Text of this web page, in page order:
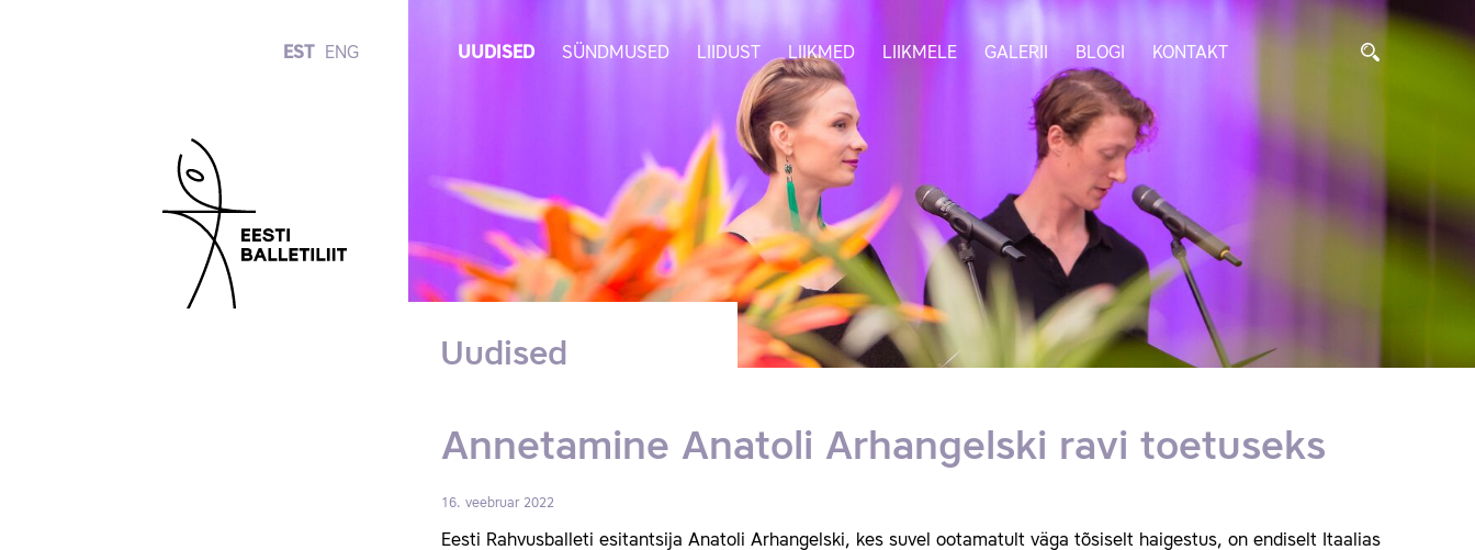
EST ENG UUDISED SÜNDMUSED LIIDUST LIIKMED LIIKMELE GALERII BLOGI KONTAKT
Uudised
Annetamine Anatoli Arhangelski ravi toetuseks
16. veebruar 2022
Eesti Rahvusballeti esitantsija Anatoli Arhangelski, kes suvel ootamatult väga tõsiselt haigestus, on endiselt Itaalias